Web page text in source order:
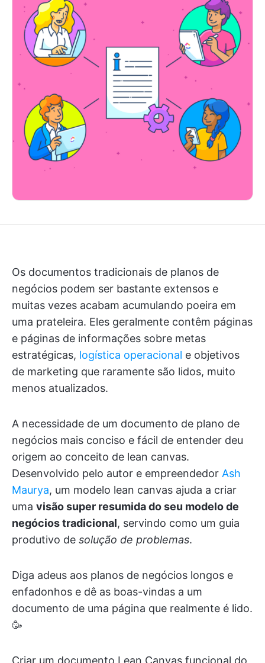
Os documentos tradicionais de planos de
negócios podem ser bastante extensos e
muitas vezes acabam acumulando poeira em
uma prateleira. Eles geralmente contêm páginas
e páginas de informações sobre metas
estratégicas, logística operacional e objetivos
de marketing que raramente são lidos, muito
menos atualizados.
A necessidade de um documento de plano de
negócios mais conciso e fácil de entender deu
origem ao conceito de lean canvas.
Desenvolvido pelo autor e empreendedor Ash
Maurya, um modelo lean canvas ajuda a criar
uma visão super resumida do seu modelo de
negócios tradicional, servindo como um guia
produtivo de solução de problemas.
Diga adeus aos planos de negócios longos e
enfadonhos e dê as boas-vindas a um
documento de uma página que realmente é lido.
🥳
Criar um documento Lean Canvas funcional do